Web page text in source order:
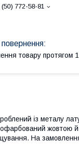
(50) 772-58-81
товару протягом
із металу
жовтою
На